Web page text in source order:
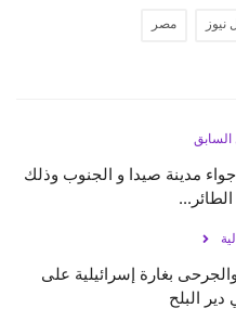
نيوز مصر
السابق
سماع دوي انفجارين متتاليين في اجواء مدينة ‎صيدا و ‎الجنوب وذلك
بغارة إسرائيلية على
البلح